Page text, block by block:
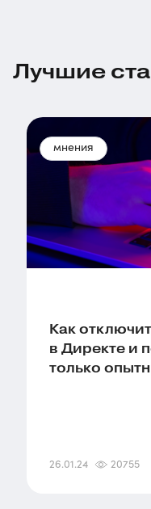
Лучшие
мнения
Как
в Директе и
только
26.01.24 20755